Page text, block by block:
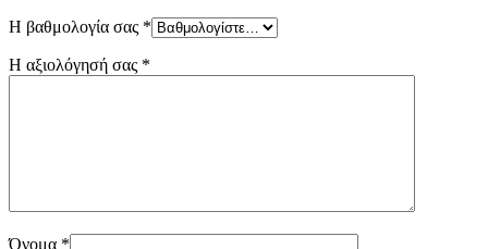
Η βαθμολογία σας *
Η αξιολόγησή σας *
Όνομα *